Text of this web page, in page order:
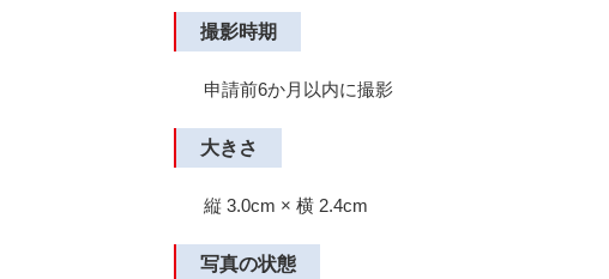
撮影時期
申請前6か月以内に撮影
大きさ
縦 3.0cm × 横 2.4cm
写真の状態